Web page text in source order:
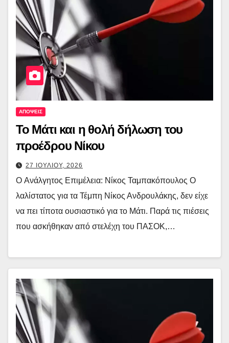
ΑΠΟΨΕΙΣ
To Mάτι και η θολή δήλωση του
προέδρου Νίκου
27 ΙΟΥΛΙΟΥ, 2026
O Ανάλγητος Επιμέλεια: Νίκος Ταμπακόπουλος Ο
λαλίστατος για τα Τέμπη Νίκος Ανδρουλάκης, δεν είχε
να πει τίποτα ουσιαστικό για το Μάτι. Παρά τις πιέσεις
που ασκήθηκαν από στελέχη του ΠΑΣΟΚ,…